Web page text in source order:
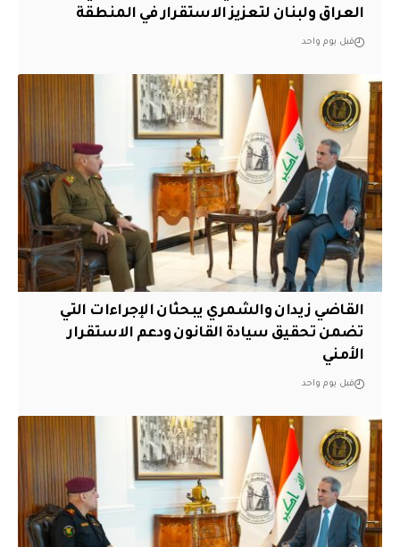
العراق ولبنان لتعزيز الاستقرار في المنطقة
قبل يوم واحد
القاضي زيدان والشمري يبحثان الإجراءات التي
تضمن تحقيق سيادة القانون ودعم الاستقرار
الأمني
قبل يوم واحد